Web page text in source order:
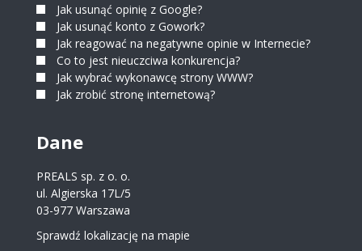
Jak usunąć opinię z Google?
Jak usunąć konto z Gowork?
Jak reagować na negatywne opinie w Internecie?
Co to jest nieuczciwa konkurencja?
Jak wybrać wykonawcę strony WWW?
Jak zrobić stronę internetową?
Dane
PREALS sp. z o. o.
ul. Algierska 17L/5
03-977 Warszawa
Sprawdź lokalizację na mapie